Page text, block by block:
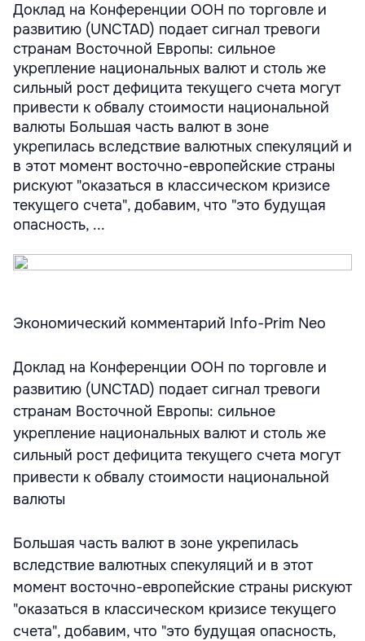
Доклад на Конференции ООН по торговле и
развитию (UNCTAD) подает сигнал тревоги
странам Восточной Европы: сильное
укрепление национальных валют и столь же
сильный рост дефицита текущего счета могут
привести к обвалу стоимости национальной
валюты Большая часть валют в зоне
укрепилась вследствие валютных спекуляций и
в этот момент восточно-европейские страны
рискуют "оказаться в классическом кризисе
текущего счета", добавим, что "это будущая
опасность, ...
Экономический комментарий Info-Prim Neo
Доклад на Конференции ООН по торговле и
развитию (UNCTAD) подает сигнал тревоги
странам Восточной Европы: сильное
укрепление национальных валют и столь же
сильный рост дефицита текущего счета могут
привести к обвалу стоимости национальной
валюты
Большая часть валют в зоне укрепилась
вследствие валютных спекуляций и в этот
момент восточно-европейские страны рискуют
"оказаться в классическом кризисе текущего
счета", добавим, что "это будущая опасность,